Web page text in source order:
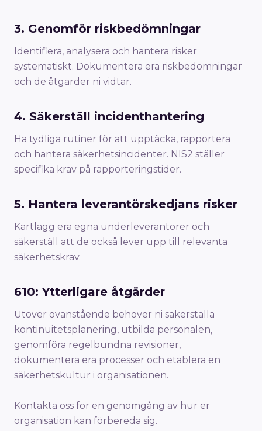
3. Genomför riskbedömningar
Identifiera, analysera och hantera risker
systematiskt. Dokumentera era riskbedömningar
och de åtgärder ni vidtar.
4. Säkerställ incidenthantering
Ha tydliga rutiner för att upptäcka, rapportera
och hantera säkerhetsincidenter. NIS2 ställer
specifika krav på rapporteringstider.
5. Hantera leverantörskedjans risker
Kartlägg era egna underleverantörer och
säkerställ att de också lever upp till relevanta
säkerhetskrav.
610: Ytterligare åtgärder
Utöver ovanstående behöver ni säkerställa
kontinuitetsplanering, utbilda personalen,
genomföra regelbundna revisioner,
dokumentera era processer och etablera en
säkerhetskultur i organisationen.
Kontakta oss för en genomgång av hur er
organisation kan förbereda sig.